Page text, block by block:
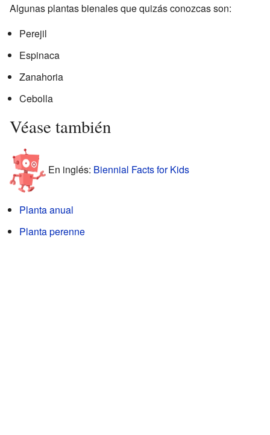
Algunas plantas bienales que quizás conozcas son:
Perejil
Espinaca
Zanahoria
Cebolla
Véase también
En inglés: Biennial Facts for Kids
Planta anual
Planta perenne